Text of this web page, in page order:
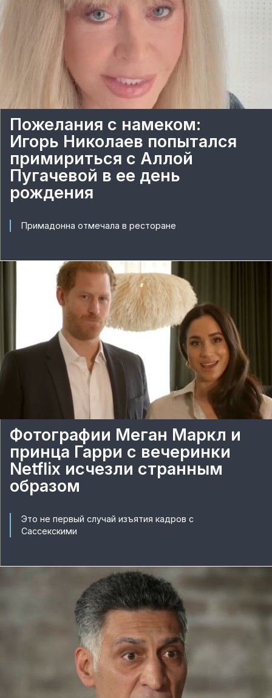
Пожелания с намеком:
Игорь Николаев попытался
примириться с Аллой
Пугачевой в ее день
рождения
Примадонна отмечала в ресторане
Фотографии Меган Маркл и
принца Гарри с вечеринки
Netflix исчезли странным
образом
Это не первый случай изъятия кадров с
Сассекскими